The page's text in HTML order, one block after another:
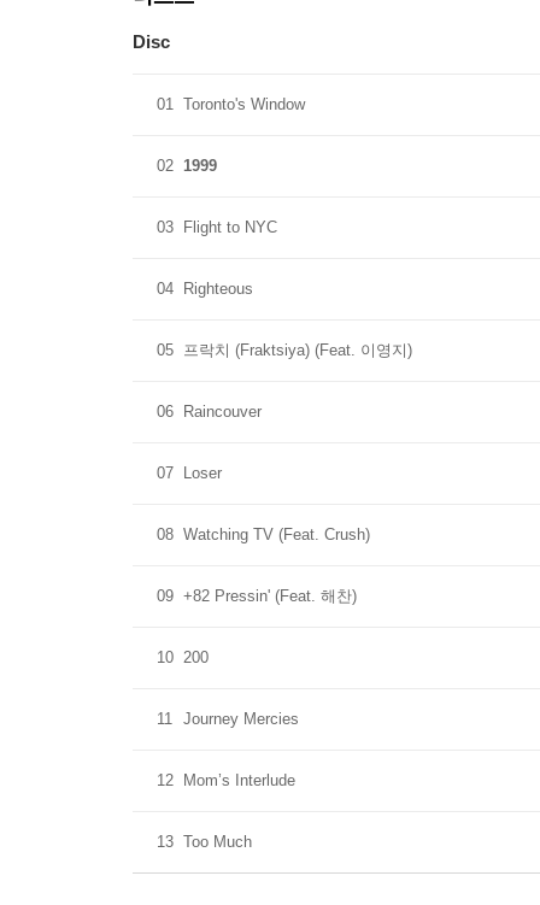
Disc
01 Toronto's Window
02 1999
03 Flight to NYC
04 Righteous
05 프락치 (Fraktsiya) (Feat. 이영지)
06 Raincouver
07 Loser
08 Watching TV (Feat. Crush)
09 +82 Pressin' (Feat. 해찬)
10 200
11 Journey Mercies
12 Mom’s Interlude
13 Too Much